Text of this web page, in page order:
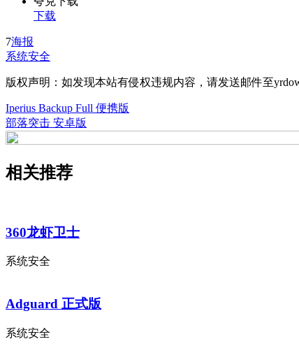
下载
7海报
系统安全
版权声明：如发现本站有侵权违规内容，请发送邮件至
Iperius Backup Full 便携版
部落突击 安卓版
相关推荐
360龙虾卫士
系统安全
Adguard 正式版
系统安全